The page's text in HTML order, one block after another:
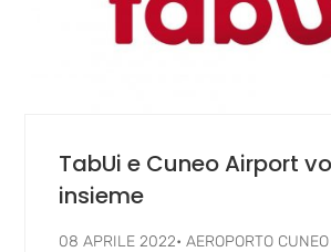
TabUi e Cuneo Airport
insieme
08 APRILE 2022• AEROPORTO